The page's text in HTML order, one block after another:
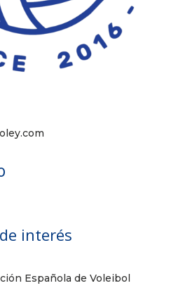
interés
Española de Voleibol